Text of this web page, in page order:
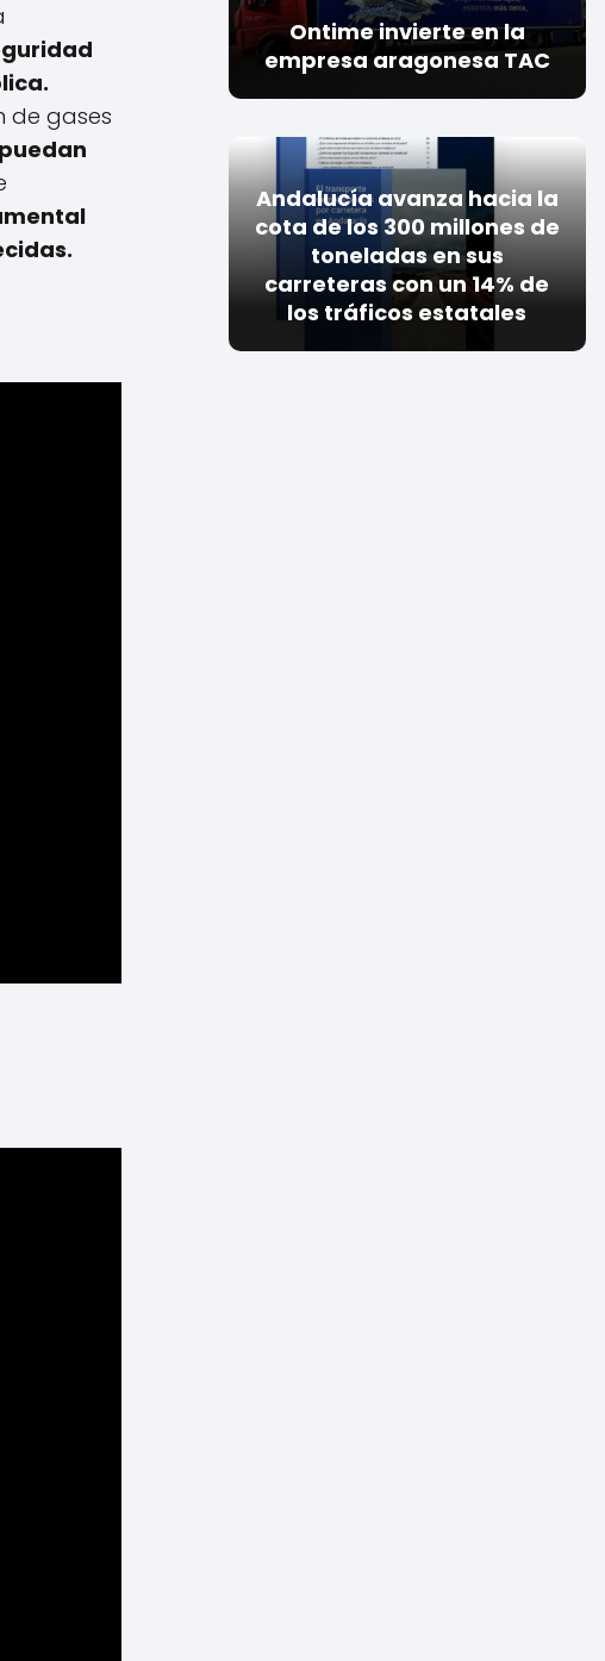
de gases
Ontime invierte en la
empresa aragonesa TAC
Andalucía avanza hacia la
cota de los 300 millones de
toneladas en sus
carreteras con un 14% de
los tráficos estatales